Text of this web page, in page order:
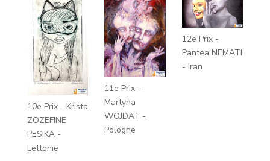
10e Prix - Krista
ZOZEFINE
PESIKA -
Lettonie
11e Prix -
Martyna
WOJDAT -
Pologne
12e Prix -
Pantea NEMATI
- Iran